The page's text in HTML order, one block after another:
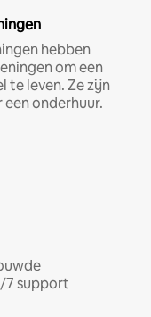
hebben
om een
te leven. Ze zijn
onderhuur.
7 support